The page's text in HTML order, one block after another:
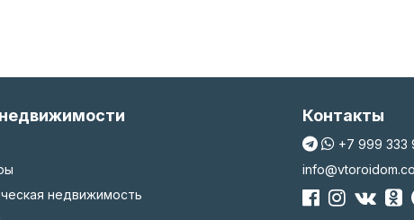
недвижимость
Контакты
+7 999 333